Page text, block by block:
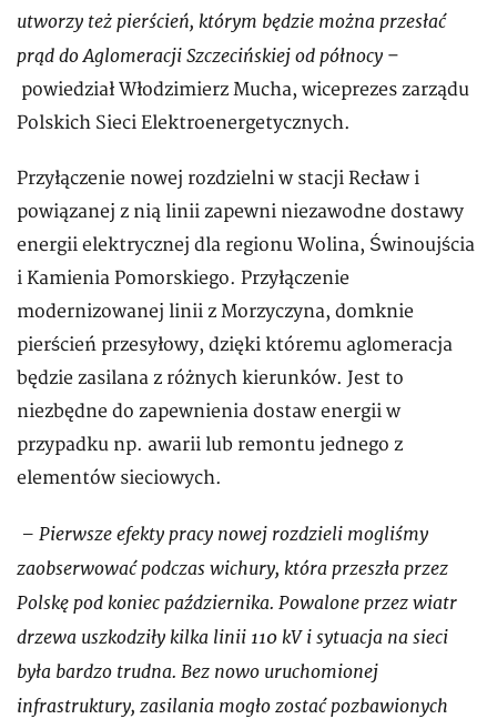
utworzy też pierścień, którym będzie można przesłać
prąd do Aglomeracji Szczecińskiej od północy –
powiedział Włodzimierz Mucha, wiceprezes zarządu
Polskich Sieci Elektroenergetycznych.
Przyłączenie nowej rozdzielni w stacji Recław i
powiązanej z nią linii zapewni niezawodne dostawy
energii elektrycznej dla regionu Wolina, Świnoujścia
i Kamienia Pomorskiego. Przyłączenie
modernizowanej linii z Morzyczyna, domknie
pierścień przesyłowy, dzięki któremu aglomeracja
będzie zasilana z różnych kierunków. Jest to
niezbędne do zapewnienia dostaw energii w
przypadku np. awarii lub remontu jednego z
elementów sieciowych.
– Pierwsze efekty pracy nowej rozdzieli mogliśmy
zaobserwować podczas wichury, która przeszła przez
Polskę pod koniec października. Powalone przez wiatr
drzewa uszkodziły kilka linii 110 kV i sytuacja na sieci
była bardzo trudna. Bez nowo uruchomionej
infrastruktury, zasilania mogło zostać pozbawionych